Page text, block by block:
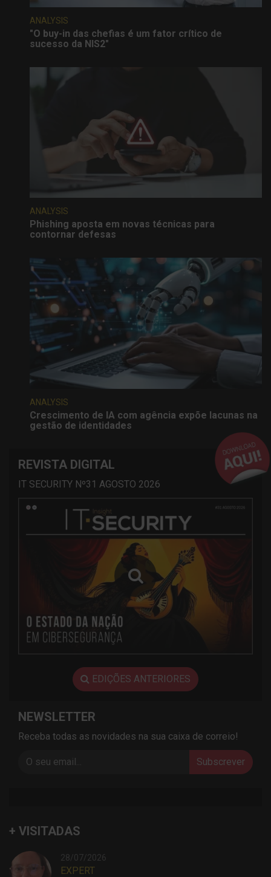
ANALYSIS
"O buy-in das chefias é um fator crítico de
sucesso da NIS2"
ANALYSIS
Phishing aposta em novas técnicas para
contornar defesas
ANALYSIS
Crescimento de IA com agência expõe lacunas na
gestão de identidades
REVISTA DIGITAL
IT SECURITY Nº31 AGOSTO 2026
EDIÇÕES ANTERIORES
NEWSLETTER
Receba todas as novidades na sua caixa de correio!
Subscrever
+ VISITADAS
28/07/2026
EXPERT